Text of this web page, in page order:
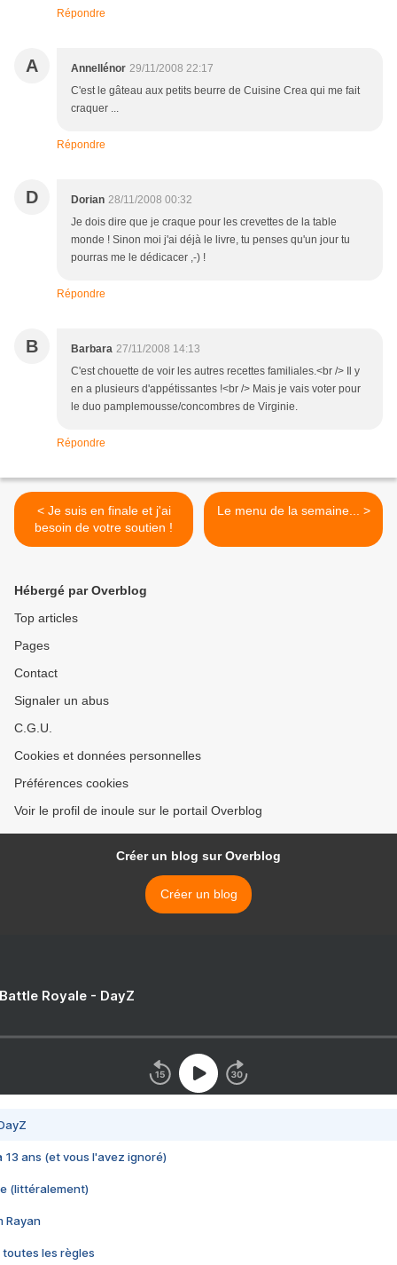
Répondre
A Annellénor 29/11/2008 22:17
C'est le gâteau aux petits beurre de Cuisine Crea qui me fait
craquer ...
Répondre
D Dorian 28/11/2008 00:32
Je dois dire que je craque pour les crevettes de la table
monde ! Sinon moi j'ai déjà le livre, tu penses qu'un jour tu
pourras me le dédicacer ,-) !
Répondre
B Barbara 27/11/2008 14:13
C'est chouette de voir les autres recettes familiales.<br /> Il y
en a plusieurs d'appétissantes !<br /> Mais je vais voter pour
le duo pamplemousse/concombres de Virginie.
Répondre
< Je suis en finale et j'ai
besoin de votre soutien !
Le menu de la semaine... >
Hébergé par Overblog
Top articles
Pages
Contact
Signaler un abus
C.G.U.
Cookies et données personnelles
Préférences cookies
Voir le profil de inoule sur le portail Overblog
Créer un blog sur Overblog
Créer un blog
Royale - DayZ
13 ans (et vous l'avez ignoré)
(littéralement)
Rayan
toutes les règles